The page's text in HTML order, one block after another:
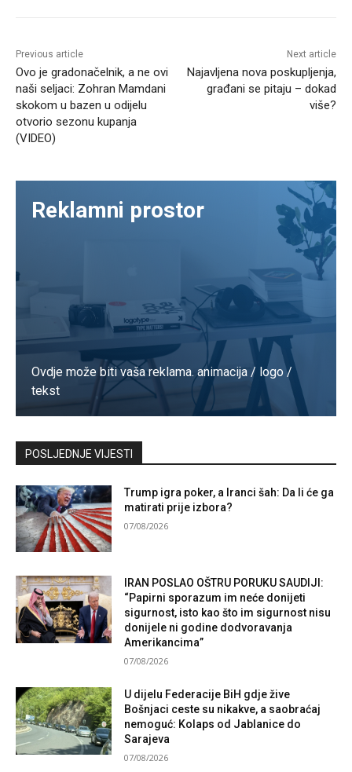
Previous article
Ovo je gradonačelnik, a ne ovi
naši seljaci: Zohran Mamdani
skokom u bazen u odijelu
otvorio sezonu kupanja
(VIDEO)
Next article
Najavljena nova poskupljenja,
građani se pitaju – dokad
više?
Reklamni prostor
Ovdje može biti vaša reklama. animacija / logo /
tekst
Kontaktirajte nas
POSLJEDNJE VIJESTI
Trump igra poker, a Iranci šah: Da li će ga
matirati prije izbora?
07/08/2026
IRAN POSLAO OŠTRU PORUKU SAUDIJI:
“Papirni sporazum im neće donijeti
sigurnost, isto kao što im sigurnost nisu
donijele ni godine dodvoravanja
Amerikancima”
07/08/2026
U dijelu Federacije BiH gdje žive
Bošnjaci ceste su nikakve, a saobraćaj
nemoguć: Kolaps od Jablanice do
Sarajeva
07/08/2026